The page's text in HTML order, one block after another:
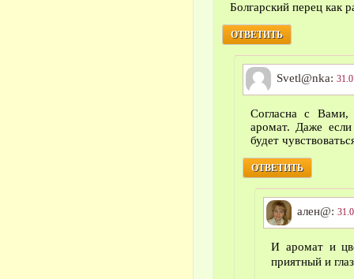
Болгарский перец как
ОТВЕТИТЬ
Svetl@nka:
Согласна с
аромат. Даже
будет
ОТВЕТИТЬ
ален@:
И аромат и
приятный и